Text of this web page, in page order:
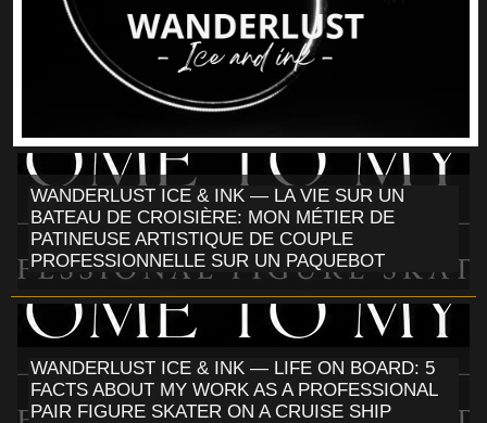
WANDERLUST ICE & INK — LA VIE SUR UN
BATEAU DE CROISIÈRE: MON MÉTIER DE
PATINEUSE ARTISTIQUE DE COUPLE
PROFESSIONNELLE SUR UN PAQUEBOT
WANDERLUST ICE & INK — LIFE ON BOARD: 5
FACTS ABOUT MY WORK AS A PROFESSIONAL
PAIR FIGURE SKATER ON A CRUISE SHIP